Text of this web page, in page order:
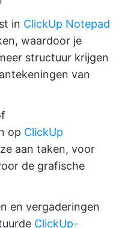
in ClickUp Notepad
waardoor je
structuur krijgen
van
op ClickUp
aan taken, voor
de grafische
en vergaderingen
ClickUp-